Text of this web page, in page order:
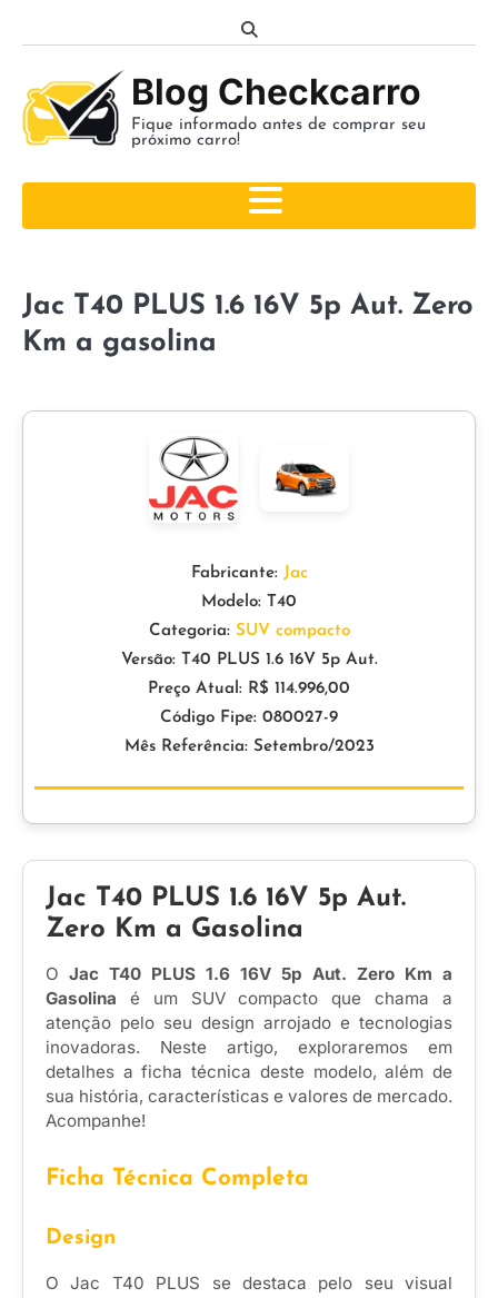
Blog Checkcarro
Fique informado antes de comprar seu
próximo carro!
Jac T40 PLUS 1.6 16V 5p Aut. Zero
Km a gasolina
Fabricante: Jac
Modelo: T40
Categoria: SUV compacto
Versão: T40 PLUS 1.6 16V 5p Aut.
Preço Atual: R$ 114.996,00
Código Fipe: 080027-9
Mês Referência: Setembro/2023
Jac T40 PLUS 1.6 16V 5p Aut.
Zero Km a Gasolina
O Jac T40 PLUS 1.6 16V 5p Aut. Zero Km a
Gasolina é um SUV compacto que chama a
atenção pelo seu design arrojado e tecnologias
inovadoras. Neste artigo, exploraremos em
detalhes a ficha técnica deste modelo, além de
sua história, características e valores de mercado.
Acompanhe!
Ficha Técnica Completa
Design
O Jac T40 PLUS se destaca pelo seu visual